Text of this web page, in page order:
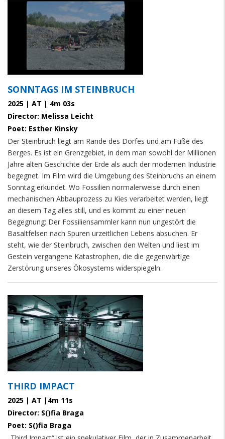
SONNTAGS IM STEINBRUCH
2025 | AT | 4m 03s
Director: Melissa Leicht
Poet: Esther Kinsky
Der Steinbruch liegt am Rande des Dorfes und am Fuße des
Berges. Es ist ein Grenzgebiet, in dem man sowohl der Millionen
Jahre alten Geschichte der Erde als auch der modernen Industrie
begegnet. Im Film wird die Umgebung des Steinbruchs an einem
Sonntag erkundet. Wo Fossilien normalerweise durch einen
mechanischen Abbauprozess zu Kies verarbeitet werden, liegt
an diesem Tag alles still, und es kommt zu einer neuen
Begegnung: Der Fossiliensammler kann nun ungestört die
Basaltfelsen nach Spuren urzeitlichen Lebens absuchen. Er
steht, wie der Steinbruch, zwischen den Welten und liest im
Gestein vergangene Katastrophen, die die gegenwärtige
Zerstörung unseres Ökosystems widerspiegeln.
THIRD IMPACT
2025 | AT |4m 11s
Director: S()fia Braga
Poet: S()fia Braga